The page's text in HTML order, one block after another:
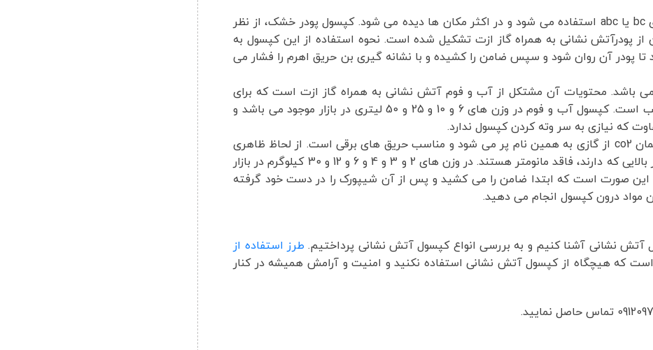
کپسول پودر و گاز : از این کپسول برای اطفاء حریق گروه های bc یا abc استفاده می شود و در اکثر مکان ها دیده می شود. کپسول پودر خشک، از نظر
از پودرآتش نشانی به همراه گاز ازت تشکیل شده است. نحوه استفاده از این کپسول به
پودر آن روان شود و سپس ضامن را کشیده و با نشانه گیری بن حریق اهرم را فشار می
باشد. محتویات آن مشتکل از آب و فوم آتش نشانی به همراه گاز ازت است که برای
اطفای حریق مواد درون سوز مانند کارتن و چوب بسیار مناسب است. کپسول آب و فوم در وزن های 6 و 10 و 25 و 50 لیتری در بازار موجود می باشد و
که نیازی به سر وته کردن کپسول ندارد.
کپسول آتش نشانی co2 : کپسول های دی اکسید کربن یا همان co2 از گازی به همین نام پر می شود و مناسب حریق های برقی است. از لحاظ ظاهری
بدنه بدون جوش می باشد و قرمز رنگ هستند و به دلیل فشار بالایی که دارند، فاقد مانومتر هستند. در وزن های 2 و 3 و 4 و 6 و 12 و 30 کیلوگرم در بازار
این صورت است که ابتدا ضامن را می کشید و پس از آن شیپورک را در دست خود گرفته
مواد درون کپسول انجام می دهید.
آتش نشانی آشنا کنیم و به بررسی انواع کپسول آتش نشانی پرداختیم. طرز استفاده از
است که هیچگاه از کپسول آتش نشانی استفاده نکنید و امنیت و آرامش همیشه در کنار